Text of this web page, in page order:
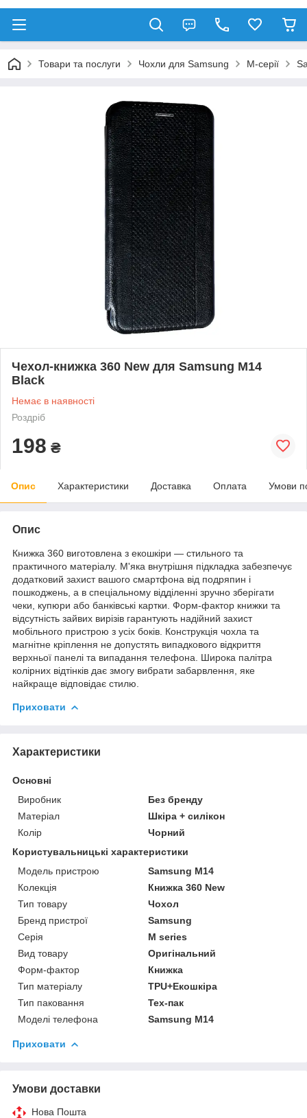
Товари та послуги Чохли для Samsung М-серії
Чехол-книжка 360 New для Samsung M14
Black
Немає в наявності
Роздріб
198 ₴
Опис Характеристики Доставка Оплата Умови
Опис
Книжка 360 виготовлена з екошкіри — стильного та
практичного матеріалу. М'яка внутрішня підкладка забезпечує
додатковий захист вашого смартфона від подряпин і
пошкоджень, а в спеціальному відділенні зручно зберігати
чеки, купюри або банківські картки. Форм-фактор книжки та
відсутність зайвих вирізів гарантують надійний захист
мобільного пристрою з усіх боків. Конструкція чохла та
магнітне кріплення не допустять випадкового відкриття
верхньої панелі та випадання телефона. Широка палітра
колірних відтінків дає змогу вибрати забарвлення, яке
найкраще відповідає стилю.
Приховати
Характеристики
Основні
Виробник
Без бренду
Матеріал
Шкіра + силікон
Колір
Чорний
Користувальницькі характеристики
Модель пристрою
Samsung M14
Колекція
Книжка 360 New
Тип товару
Чохол
Бренд пристрої
Samsung
Серія
M series
Вид товару
Оригінальний
Форм-фактор
Книжка
Тип матеріалу
TPU+Екошкіра
Тип паковання
Тех-пак
Моделі телефона
Samsung M14
Приховати
Умови доставки
Нова Пошта